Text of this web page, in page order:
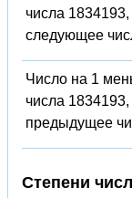
числа 1834193,
следующее
Число на 1
числа 1834193,
предыдущее
Степени